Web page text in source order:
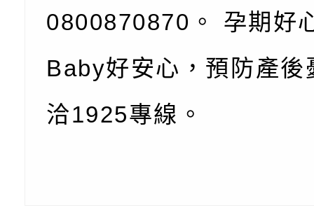
工作坊」、「愛『原
親子共學同樂會」、
代愛在陪伴」、「親
時光」海報
情緒力？—用SEL玩
子溝通之秘訣」
礙者生命教育推廣協
「環保愛台灣」第五
礙者中小學生環保繪
檢送行政院新聞傳播
月份公共服務政策溝
訊
有關桃園市政府家庭
辦理115年原住民家
『原原』不絕－親子
桃園市大溪區田心國
理「桃園市115年度
轉知中華民國全國家
0800870870。 孕期好
Baby好安心，預防產後
洽1925專線。